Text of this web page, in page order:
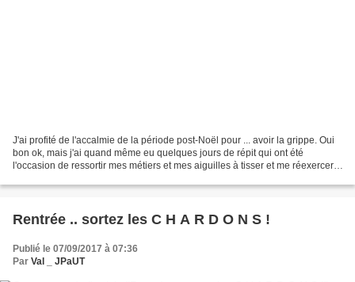
J'ai profité de l'accalmie de la période post-Noël pour ... avoir la grippe. Oui
bon ok, mais j'ai quand même eu quelques jours de répit qui ont été
l'occasion de ressortir mes métiers et mes aiguilles à tisser et me réexercer.
Rentrée .. sortez les C H A R D O N S !
Publié le 07/09/2017 à 07:36
Par Val _ JPaUT